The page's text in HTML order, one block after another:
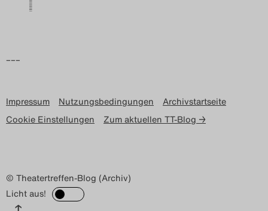
–––
Impressum Nutzungsbedingungen
Archivstartseite
Cookie Einstellungen
Zum aktuellen TT-Blog →
© Theatertreffen-Blog (Archiv)
Licht aus!
↑